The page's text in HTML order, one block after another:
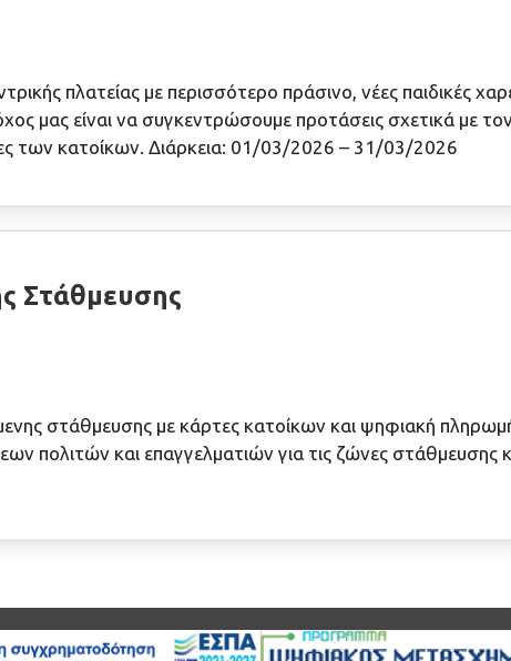
πλατείας με περισσότερο πράσινο, νέες παιδικές
μας είναι να συγκεντρώσουμε προτάσεις σχετικά με
των κατοίκων. Διάρκεια: 01/03/2026 – 31/03/2026
Στάθμευσης
στάθμευσης με κάρτες κατοίκων και ψηφιακή
πολιτών και επαγγελματιών για τις ζώνες στάθμευσης